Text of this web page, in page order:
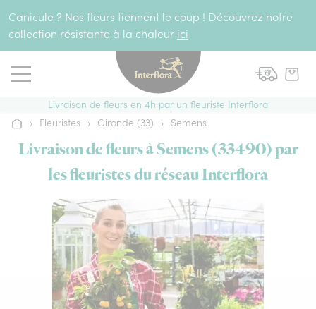
Canicule ? Nos fleurs tiennent le coup ! Découvrez notre
collection résistante à la chaleur ici
Livraison de fleurs en 4h par un fleuriste Interflora
Accueil
› Fleuristes › Gironde (33) › Semens
Livraison de fleurs à Semens (33490) par
les fleuristes du réseau Interflora